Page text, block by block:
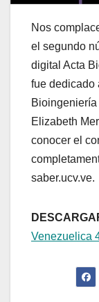
Nos
el segundo
digital Acta
fue dedicado
Bioingeniería
Elizabeth
conocer el
saber.ucv.ve.
Venezuelica